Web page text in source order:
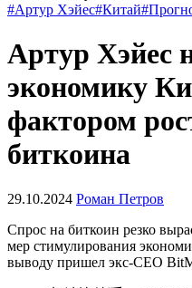
#Артур Хэйес#Китай
Артур Хэйес
экономику
фактором
биткоина
29.10.2024 Роман Петров
Спрос на биткоин резко
мер стимулирования
выводу пришел экс-CEO